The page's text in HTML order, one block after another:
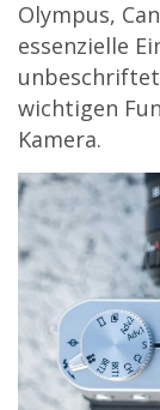
Olympus,
essenzielle
wichtigen
Kamera.